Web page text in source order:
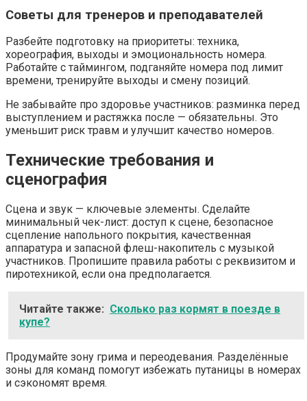
Советы для тренеров и преподавателей
Разбейте подготовку на приоритеты: техника,
хореография, выходы и эмоциональность номера.
Работайте с таймингом, подганяйте номера под лимит
времени, тренируйте выходы и смену позиций.
Не забывайте про здоровье участников: разминка перед
выступлением и растяжка после — обязательны. Это
уменьшит риск травм и улучшит качество номеров.
Технические требования и
сценография
Сцена и звук — ключевые элементы. Сделайте
минимальный чек-лист: доступ к сцене, безопасное
сцепление напольного покрытия, качественная
аппаратура и запасной флеш-накопитель с музыкой
участников. Пропишите правила работы с реквизитом и
пиротехникой, если она предполагается.
Читайте также: Сколько раз кормят в поезде в
купе?
Продумайте зону грима и переодевания. Разделённые
зоны для команд помогут избежать путаницы в номерах
и сэкономят время.